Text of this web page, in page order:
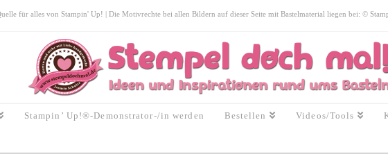
für alles von Stampin' Up! | Die Motivrechte bei allen Bildern auf dieser Seite mit Bastelmaterial liegen bei: ©
Stampin’ Up!®-Demonstrator-/in werden Bestellen Videos/Tools